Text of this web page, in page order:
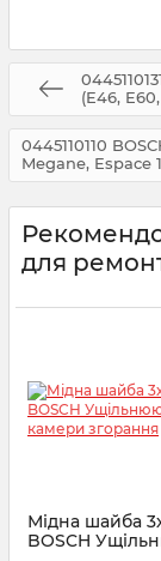
(E46,
0445110110
Megane, Espace
для
Мідна шайба
BOSCH